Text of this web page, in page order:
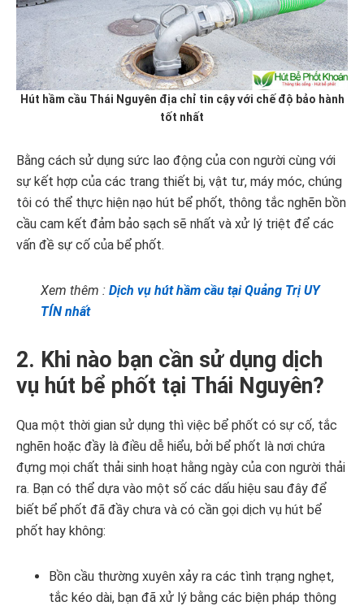
Hút hầm cầu Thái Nguyên địa chỉ tin cậy với chế độ bảo hành
tốt nhất
Bằng cách sử dụng sức lao động của con người cùng với
sự kết hợp của các trang thiết bị, vật tư, máy móc, chúng
tôi có thể thực hiện nạo hút bể phốt, thông tắc nghẽn bồn
cầu cam kết đảm bảo sạch sẽ nhất và xử lý triệt để các
vấn đề sự cố của bể phốt.
Xem thêm : Dịch vụ hút hầm cầu tại Quảng Trị UY
TÍN nhất
2. Khi nào bạn cần sử dụng dịch
vụ hút bể phốt tại Thái Nguyên?
Qua một thời gian sử dụng thì việc bể phốt có sự cố, tắc
nghẽn hoặc đầy là điều dễ hiểu, bởi bể phốt là nơi chứa
đựng mọi chất thải sinh hoạt hằng ngày của con người thải
ra. Bạn có thể dựa vào một số các dấu hiệu sau đây để
biết bể phốt đã đầy chưa và có cần gọi dịch vụ hút bể
phốt hay không:
Bồn cầu thường xuyên xảy ra các tình trạng nghẹt,
tắc kéo dài, bạn đã xử lý bằng các biện pháp thông